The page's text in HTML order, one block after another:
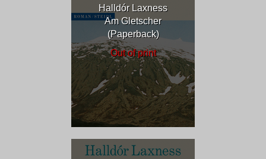
Halldór Laxness
Am Gletscher
(Paperback)
Out of print